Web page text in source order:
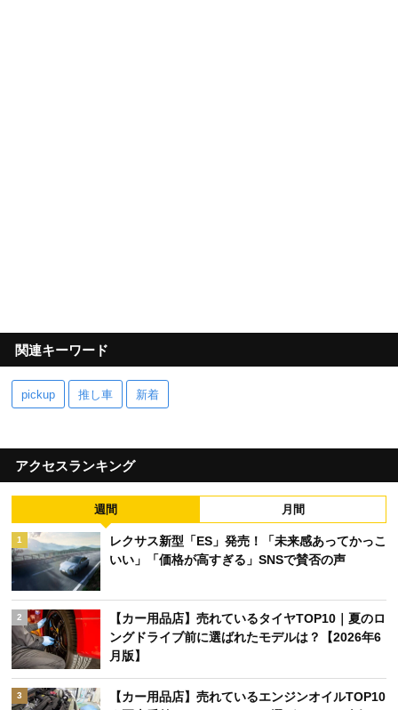
関連キーワード
pickup 推し車 新着
アクセスランキング
週間 月間
1
レクサス新型「ES」発売！「未来感あってかっこ
いい」「価格が高すぎる」SNSで賛否の声
2
【カー用品店】売れているタイヤTOP10｜夏のロ
ングドライブ前に選ばれたモデルは？【2026年6
月版】
3
【カー用品店】売れているエンジンオイルTOP10